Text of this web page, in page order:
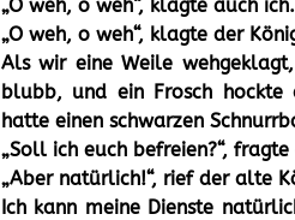
„O weh, o weh“, klagte auch ich.
„O weh, o weh“, klagte der
Als wir eine Weile
blubb, und ein Frosch
hatte einen schwarzen
„Soll ich euch befreien?“, fragte
„Aber natürlich!“, rief der alte
Ich kann meine Dienste